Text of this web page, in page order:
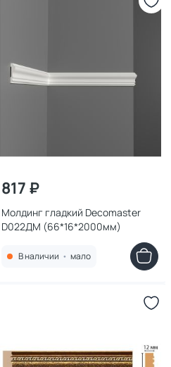
817 ₽
Молдинг гладкий Decomaster
D022ДМ (66*16*2000мм)
В наличии • мало